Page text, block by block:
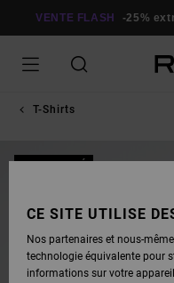
VENTE FLASH -25%
T-Shirts
CE SITE UTILISE
Nos partenaires et nous-
technologie équivalente pour
informations sur votre